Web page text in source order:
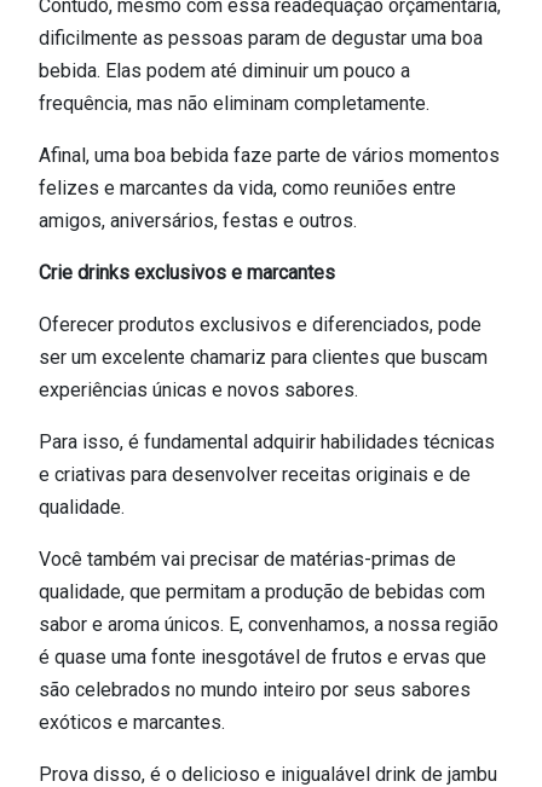
Contudo, mesmo com essa readequação orçamentária,
dificilmente as pessoas param de degustar uma boa
bebida. Elas podem até diminuir um pouco a
frequência, mas não eliminam completamente.
Afinal, uma boa bebida faze parte de vários momentos
felizes e marcantes da vida, como reuniões entre
amigos, aniversários, festas e outros.
Crie drinks exclusivos e marcantes
Oferecer produtos exclusivos e diferenciados, pode
ser um excelente chamariz para clientes que buscam
experiências únicas e novos sabores.
Para isso, é fundamental adquirir habilidades técnicas
e criativas para desenvolver receitas originais e de
qualidade.
Você também vai precisar de matérias-primas de
qualidade, que permitam a produção de bebidas com
sabor e aroma únicos. E, convenhamos, a nossa região
é quase uma fonte inesgotável de frutos e ervas que
são celebrados no mundo inteiro por seus sabores
exóticos e marcantes.
Prova disso, é o delicioso e inigualável drink de jambu